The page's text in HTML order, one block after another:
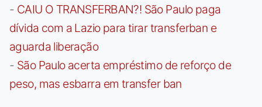
- CAIU O TRANSFERBAN?! São Paulo paga
dívida com a Lazio para tirar transferban e
aguarda liberação
- São Paulo acerta empréstimo de reforço de
peso, mas esbarra em transfer ban